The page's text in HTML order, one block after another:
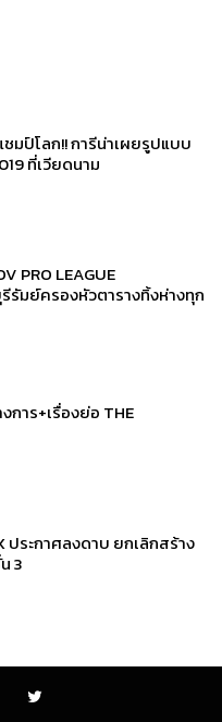
ชมป์โลก!! การีน่าเผยรูปแบบ
ที่เวียดนาม
PRO LEAGUE
รัมย์ครองหัวตารางทิ้งห่างทุก
การ+เรื่องย่อ THE
ประกาศลงดาบ ยกเลิกสร้าง
3